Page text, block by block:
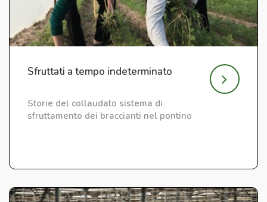
Sfruttati a tempo indeterminato
Storie del collaudato sistema di
sfruttamento dei braccianti nel pontino